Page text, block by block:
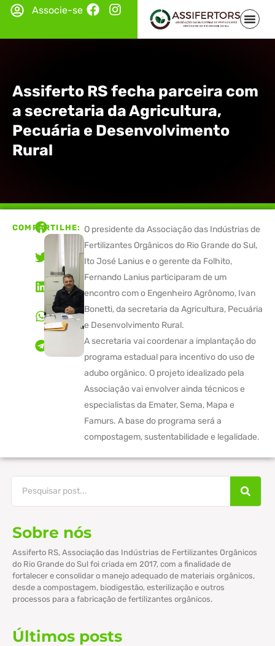
Associe-se
Assiferto RS fecha parceira com
a secretaria da Agricultura,
Pecuária e Desenvolvimento
Rural
COMPARTILHE: O presidente da Associação das Indústrias de
Fertilizantes Orgânicos do Rio Grande do Sul,
Ito José Lanius e o gerente da Folhito,
Fernando Lanius participaram de um
encontro com o Engenheiro Agrônomo, Ivan
Bonetti, da secretaria da Agricultura, Pecuária
e Desenvolvimento Rural.
A secretaria vai coordenar a implantação do
programa estadual para incentivo do uso de
adubo orgânico. O projeto idealizado pela
Associação vai envolver ainda técnicos e
especialistas da Emater, Sema, Mapa e
Famurs. A base do programa será a
compostagem, sustentabilidade e legalidade.
Sobre nós
Assiferto RS, Associação das Indústrias de Fertilizantes Orgânicos
do Rio Grande do Sul foi criada em 2017, com a finalidade de
fortalecer e consolidar o manejo adequado de materiais orgânicos,
desde a compostagem, biodigestão, esterilização e outros
processos para a fabricação de fertilizantes orgânicos.
Últimos posts